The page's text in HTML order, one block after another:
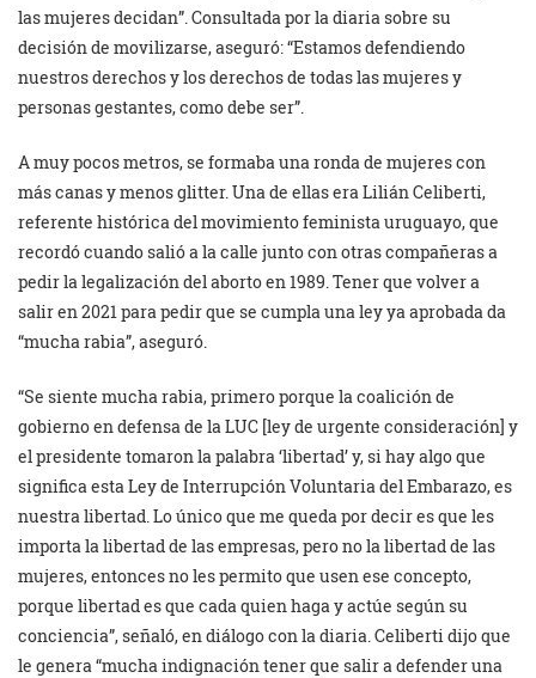
las mujeres decidan”. Consultada por la diaria sobre su
decisión de movilizarse, aseguró: “Estamos defendiendo
nuestros derechos y los derechos de todas las mujeres y
personas gestantes, como debe ser”.
A muy pocos metros, se formaba una ronda de mujeres con
más canas y menos glitter. Una de ellas era Lilián Celiberti,
referente histórica del movimiento feminista uruguayo, que
recordó cuando salió a la calle junto con otras compañeras a
pedir la legalización del aborto en 1989. Tener que volver a
salir en 2021 para pedir que se cumpla una ley ya aprobada da
“mucha rabia”, aseguró.
“Se siente mucha rabia, primero porque la coalición de
gobierno en defensa de la LUC [ley de urgente consideración] y
el presidente tomaron la palabra ‘libertad’ y, si hay algo que
significa esta Ley de Interrupción Voluntaria del Embarazo, es
nuestra libertad. Lo único que me queda por decir es que les
importa la libertad de las empresas, pero no la libertad de las
mujeres, entonces no les permito que usen ese concepto,
porque libertad es que cada quien haga y actúe según su
conciencia”, señaló, en diálogo con la diaria. Celiberti dijo que
le genera “mucha indignación tener que salir a defender una